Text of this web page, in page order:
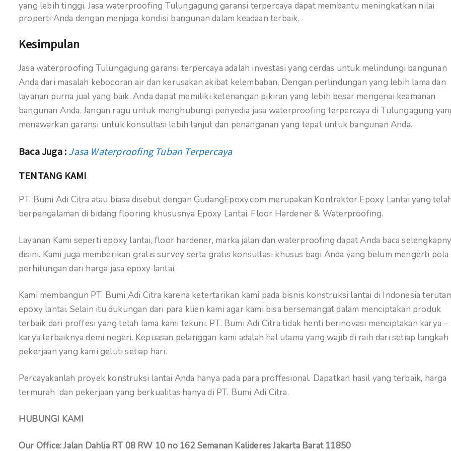
yang lebih tinggi. Jasa waterproofing Tulungagung garansi terpercaya dapat membantu meningkatkan nilai
properti Anda dengan menjaga kondisi bangunan dalam keadaan terbaik.
Kesimpulan
Jasa waterproofing Tulungagung garansi terpercaya adalah investasi yang cerdas untuk melindungi bangunan
Anda dari masalah kebocoran air dan kerusakan akibat kelembaban. Dengan perlindungan yang lebih lama dan
layanan purna jual yang baik, Anda dapat memiliki ketenangan pikiran yang lebih besar mengenai keamanan
bangunan Anda. Jangan ragu untuk menghubungi penyedia jasa waterproofing terpercaya di Tulungagung
menawarkan garansi untuk konsultasi lebih lanjut dan penanganan yang tepat untuk bangunan Anda.
Baca Juga : Jasa Waterproofing Tuban Terpercaya
TENTANG KAMI
PT. Bumi Adi Citra atau biasa disebut dengan GudangEpoxy.com merupakan Kontraktor Epoxy Lantai yang
berpengalaman di bidang flooring khususnya Epoxy Lantai, Floor Hardener & Waterproofing.
Layanan Kami seperti epoxy lantai, floor hardener, marka jalan dan waterproofing dapat Anda baca
disini. Kami juga memberikan gratis survey serta gratis konsultasi khusus bagi Anda yang belum mengerti pola
perhitungan dari harga jasa epoxy lantai.
Kami membangun PT. Bumi Adi Citra karena ketertarikan kami pada bisnis konstruksi lantai di Indonesia
epoxy lantai. Selain itu dukungan dari para klien kami agar kami bisa bersemangat dalam menciptakan produk
terbaik dari proffesi yang telah lama kami tekuni. PT. Bumi Adi Citra tidak henti berinovasi menciptakan karya –
karya terbaiknya demi negeri. Kepuasan pelanggan kami adalah hal utama yang wajib di raih dari setiap langkah
pekerjaan yang kami geluti setiap hari.
Percayakanlah proyek konstruksi lantai Anda hanya pada para proffesional. Dapatkan hasil yang terbaik, harga
termurah dan pekerjaan yang berkualitas hanya di PT. Bumi Adi Citra.
HUBUNGI KAMI
Our Office: Jalan Dahlia RT 08 RW 10 no 162 Semanan Kalideres Jakarta Barat 11850